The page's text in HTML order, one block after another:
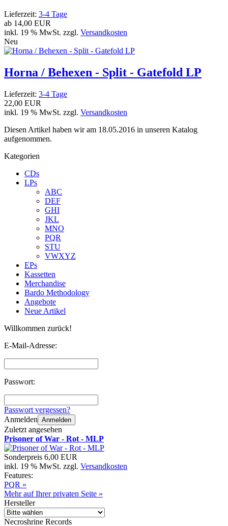
Lieferzeit: 3-4 Tage
ab 14,00 EUR
inkl. 19 % MwSt. zzgl. Versandkosten
Neu
Horna / Behexen - Split - Gatefold LP
Lieferzeit: 3-4 Tage
22,00 EUR
inkl. 19 % MwSt. zzgl. Versandkosten
Diesen Artikel haben wir am 18.05.2016 in unseren Katalog
aufgenommen.
Kategorien
CDs
LPs
ABC
DEF
GHI
JKL
MNO
PQR
STU
VWXYZ
EPs
Kassetten
Merchandise
Bardo Methodology
Angebote
Neue Artikel
Willkommen zurück!
E-Mail-Adresse:
Passwort:
Passwort vergessen?
Anmelden Anmelden
Zuletzt angesehen
Prisoner of War - Rot - MLP
Sonderpreis 6,00 EUR
inkl. 19 % MwSt. zzgl. Versandkosten
Features:
PQR »
Mehr auf Ihrer privaten Seite »
Hersteller
Necroshrine Records